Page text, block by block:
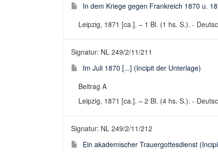
In dem Kriege gegen Frankreich 1870 u.
Leipzig, 1871 [ca.]. – 1 Bl. (1 hs. S.). -
Signatur: NL 249/2/11/211
Im Juli 1870 [...] (Incipit der Unterlage)
Beitrag A
Leipzig, 1871 [ca.]. – 2 Bl. (4 hs. S.). -
Signatur: NL 249/2/11/212
Ein akademischer Trauergottesdienst